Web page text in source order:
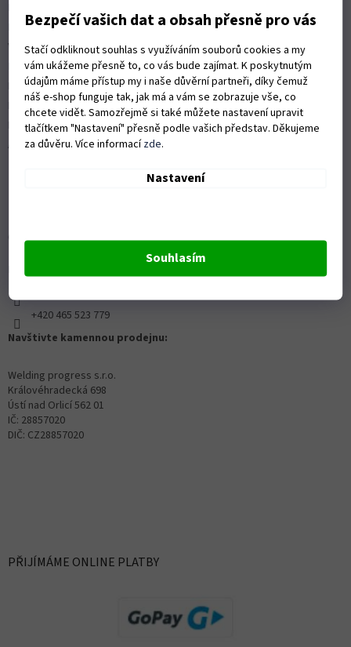
Bezpečí vašich dat a obsah přesně pro vás
Stačí odkliknout souhlas s využíváním souborů cookies a my
vám ukážeme přesně to, co vás bude zajímat. K poskytnutým
údajům máme přístup my i naše důvěrní partneři, díky čemuž
náš e-shop funguje tak, jak má a vám se zobrazuje vše, co
chcete vidět. Samozřejmě si také můžete nastavení upravit
tlačítkem "Nastavení" přesně podle vašich představ. Děkujeme
za důvěru. Více informacízde.
Nastavení
Souhlasím
Platební možnosti
Vrácení zboží a reklamace
Nákup na splátky
ISO 9001:2015
Politika kvality
Předváděcí stroje Husqvarna
Autorizovaný servis Husqvarna
OZVĚTE SE NÁM
Kontaktní formulář ZDE
+420 465 523 779
Navštivte kamennou prodejnu:
Welding progress s.r.o.
Královéhradecká 698
Ústí nad Orlicí 562 01
IČ: 28857020
DIČ: CZ28857020
PŘIJÍMÁME ONLINE PLATBY